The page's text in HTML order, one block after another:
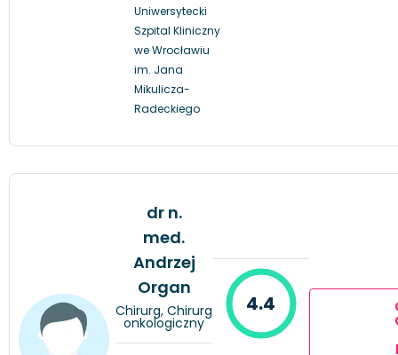
Uniwersytecki
Szpital Kliniczny
we Wrocławiu
im. Jana
Mikulicza-
Radeckiego
dr n.
med.
Andrzej
Organ
Chirurg, Chirurg
onkologiczny
4.4